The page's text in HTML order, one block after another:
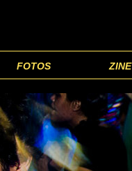
FOTOS ZINE